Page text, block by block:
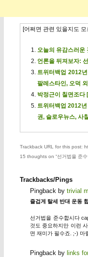
[어쩌면 관련 있을지도
오늘의 유감스러운
언론을 뒤져보자:
트위터백업 2012
팔레스타인, 오덕 외
박정근이 칠면조다
트위터백업 2012
권, 슬로우뉴스, 사
Trackback URL for this post:
15 thoughts on “선거법을 준
Trackbacks/Pings
Pingback by trivial
즐겁게 탈세 반대 운동
선거법을 준수합시다
것도 중요하지만 이런
면 재미가 필수죠. ;-) 마
Pingback by links